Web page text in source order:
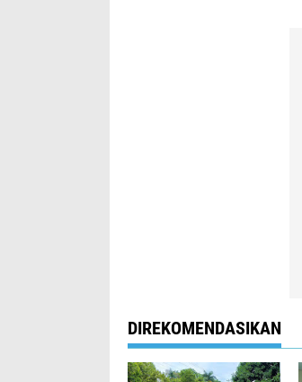
DIREKOMENDASIKAN